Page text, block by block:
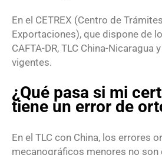
En el CETREX (Centro de
Exportaciones), que dispone de
CAFTA-DR, TLC China-Nicaragua
vigentes.
¿Qué pasa si mi
tiene un error de
En el TLC con China, los errores
mecanográficos menores no son